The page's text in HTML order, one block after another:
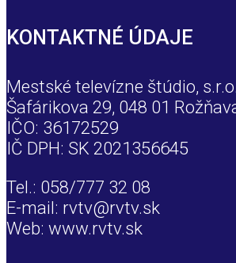
KONTAKTNÉ ÚDAJE
Mestské televízne štúdio,
Šafárikova 29, 048 01
IČO: 36172529
IČ DPH: SK 2021356645
Tel.: 058/777 32 08
E-mail: rvtv@rvtv.sk
Web: www.rvtv.sk